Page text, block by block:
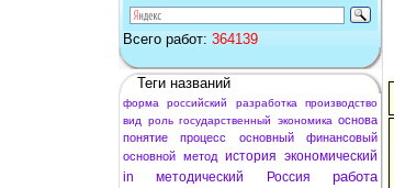
Всего работ: 364139
Теги названий
форма российский разработка
производство
вид
роль государственный экономика основа
понятие
процесс основный
финансовый
основной метод история экономический
in
методический Россия
работа